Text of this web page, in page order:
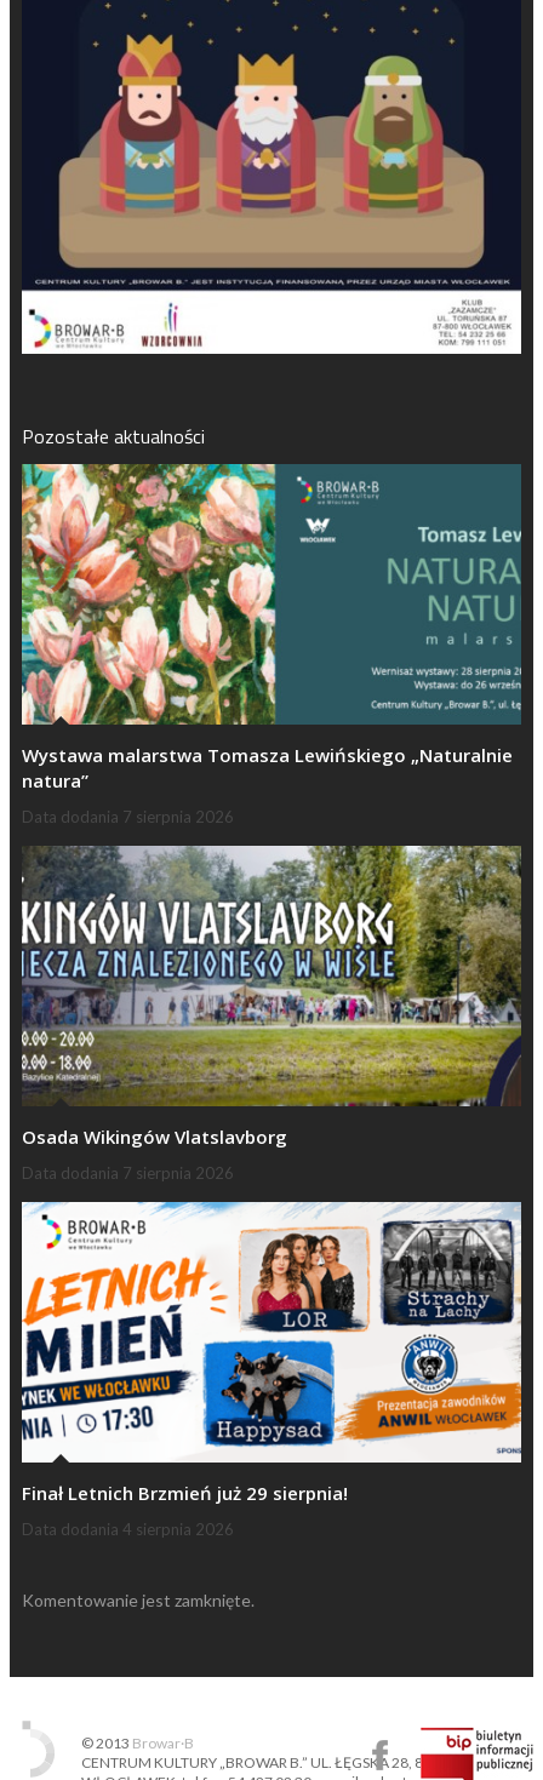
Pozostałe aktualności
Wystawa malarstwa Tomasza Lewińskiego „Naturalnie
natura”
Data dodania 7 sierpnia 2026
Osada Wikingów Vlatslavborg
Data dodania 7 sierpnia 2026
Finał Letnich Brzmień już 29 sierpnia!
Data dodania 4 sierpnia 2026
Komentowanie jest zamknięte.
© 2013 Browar·B
CENTRUM KULTURY „BROWAR B.” UL. ŁĘGSKA 28, 87-800